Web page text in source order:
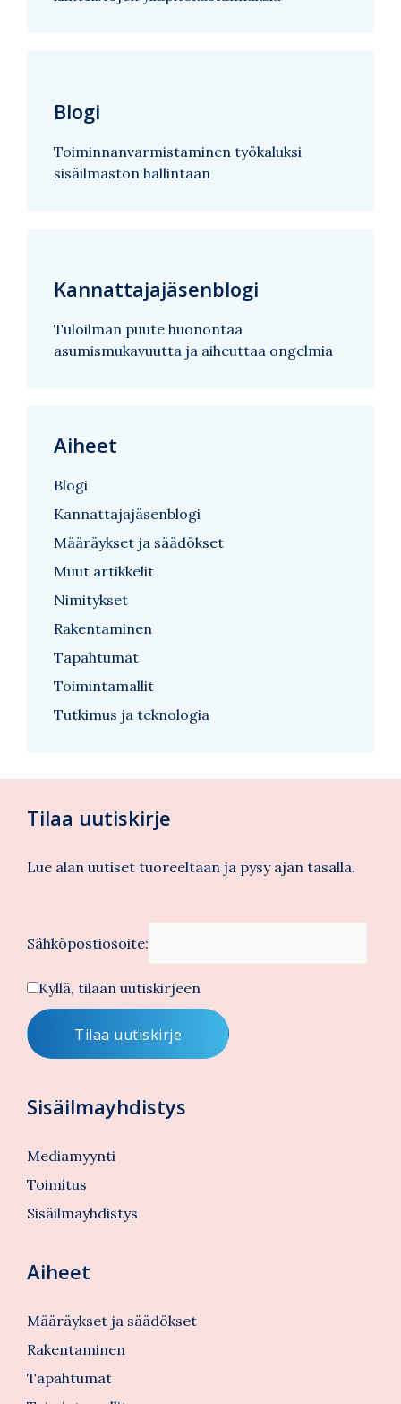
Blogi
Toiminnanvarmistaminen työkaluksi
sisäilmaston hallintaan
Kannattajajäsenblogi
Tuloilman puute huonontaa
asumismukavuutta ja aiheuttaa ongelmia
Aiheet
Blogi
Kannattajajäsenblogi
Määräykset ja säädökset
Muut artikkelit
Nimitykset
Rakentaminen
Tapahtumat
Toimintamallit
Tutkimus ja teknologia
Tilaa uutiskirje
Lue alan uutiset tuoreeltaan ja pysy ajan tasalla.
Sähköpostiosoite:
Kyllä, tilaan uutiskirjeen
Sisäilmayhdistys
Mediamyynti
Toimitus
Sisäilmayhdistys
Aiheet
Määräykset ja säädökset
Rakentaminen
Tapahtumat